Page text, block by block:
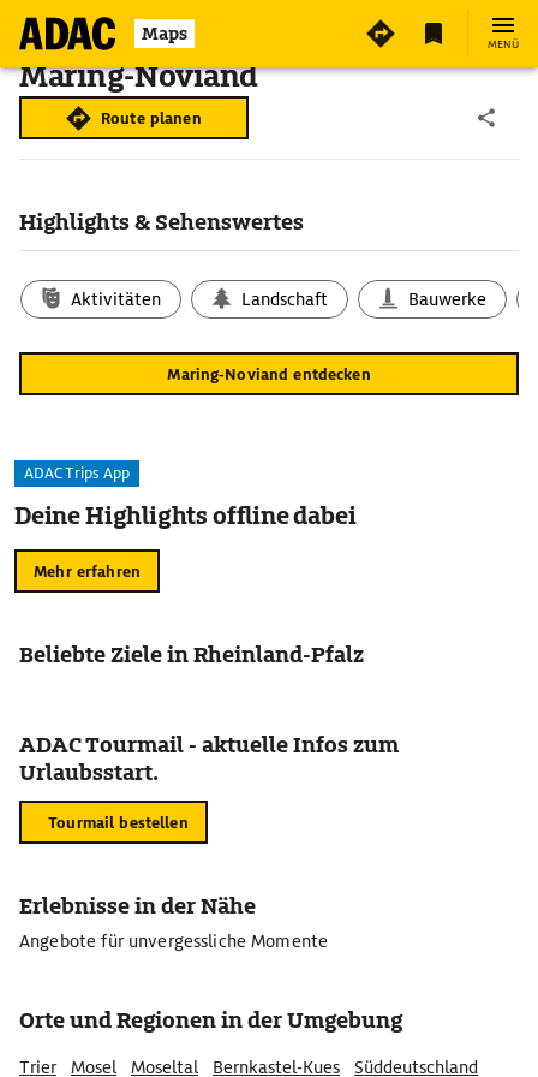
Maps MENÜ
Maring-Noviand
Route planen
Highlights & Sehenswertes
Aktivitäten Landschaft Bauwerke
Maring-Noviand entdecken
ADAC Trips App
Deine Highlights offline dabei
Mehr erfahren
Beliebte Ziele in Rheinland-Pfalz
ADAC Tourmail - aktuelle Infos zum
Urlaubsstart.
Tourmail bestellen
Erlebnisse in der Nähe
Angebote für unvergessliche Momente
Orte und Regionen in der Umgebung
Trier Mosel Moseltal Bernkastel-Kues Süddeutschland